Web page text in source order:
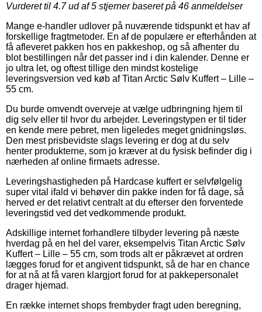
Vurderet til 4.7ud af 5 stjerner baseret på 46 anmeldelser
Mange e-handler udlover på nuværende tidspunkt et hav af
forskellige fragtmetoder. En af de populære er efterhånden at
få afleveret pakken hos en pakkeshop, og så afhenter du
blot bestillingen når det passer ind i din kalender. Denne er
jo ultra let, og oftest tillige den mindst kostelige
leveringsversion ved køb af Titan Arctic Sølv Kuffert – Lille –
55 cm.
Du burde omvendt overveje at vælge udbringning hjem til
dig selv eller til hvor du arbejder. Leveringstypen er til tider
en kende mere pebret, men ligeledes meget gnidningsløs.
Den mest prisbevidste slags levering er dog at du selv
henter produkterne, som jo kræver at du fysisk befinder dig i
nærheden af online firmaets adresse.
Leveringshastigheden på Hardcase kuffert er selvfølgelig
super vital ifald vi behøver din pakke inden for få dage, så
herved er det relativt centralt at du efterser den forventede
leveringstid ved det vedkommende produkt.
Adskillige internet forhandlere tilbyder levering på næste
hverdag på en hel del varer, eksempelvis Titan Arctic Sølv
Kuffert – Lille – 55 cm, som trods alt er påkrævet at ordren
lægges forud for et angivent tidspunkt, så de har en chance
for at nå at få varen klargjort forud for at pakkepersonalet
drager hjemad.
En række internet shops frembyder fragt uden beregning,